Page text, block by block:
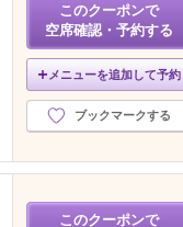
このクーポンで
空席確認・予約する
メニューを追加して予約
ブックマークする
このクーポンで